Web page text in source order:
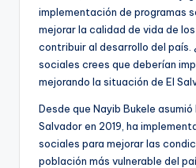
implementación de programas
mejorar la calidad de vida de
contribuir al desarrollo del país.
sociales crees que deberían
mejorando la situación de El
Desde que Nayib Bukele
Salvador en 2019, ha
sociales para mejorar las
población más vulnerable del